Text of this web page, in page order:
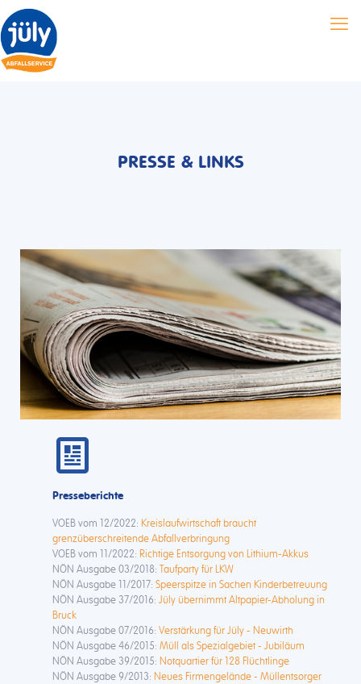
PRESSE & LINKS
Presseberichte
VOEB vom 12/2022: Kreislaufwirtschaft braucht
grenzüberschreitende Abfallverbringung
VOEB vom 11/2022: Richtige Entsorgung von Lithium-Akkus
NÖN Ausgabe 03/2018: Taufparty für LKW
NÖN Ausgabe 11/2017: Speerspitze in Sachen Kinderbetreuung
NÖN Ausgabe 37/2016: Jüly übernimmt Altpapier-Abholung in
Bruck
NÖN Ausgabe 07/2016: Verstärkung für Jüly - Neuwirth
NÖN Ausgabe 46/2015: Müll als Spezialgebiet - Jubiläum
NÖN Ausgabe 39/2015: Notquartier für 128 Flüchtlinge
NÖN Ausgabe 9/2013: Neues Firmengelände - Müllentsorger